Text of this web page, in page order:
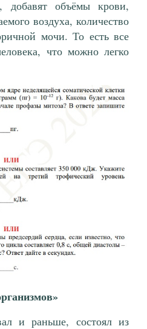
добавят объёмы крови,
воздуха, количество
мочи. То есть все
что можно легко
и раньше, состоял из